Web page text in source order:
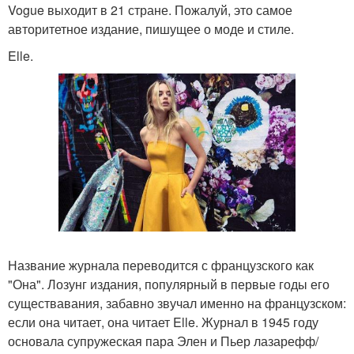
Vogue выходит в 21 стране. Пожалуй, это самое
авторитетное издание, пишущее о моде и стиле.
Elle.
Название журнала переводится с французского как
"Она". Лозунг издания, популярный в первые годы его
существавания, забавно звучал именно на французском:
если она читает, она читает Elle. Журнал в 1945 году
основала супружеская пара Элен и Пьер лазарефф/